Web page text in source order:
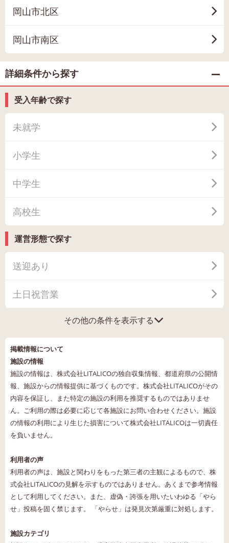
岡山市北区
岡山市南区
詳細条件から探す
受入年齢で探す
未就学
小学生
中学生
高校生
運営形態で探す
送迎あり
土日祝営業
その他の条件を表示する
掲載情報について
施設の情報
施設の情報は、株式会社LITALICOの独自収集情報、都道府県の公開情
報、施設からの情報提供に基づくものです。株式会社LITALICOがその
内容を保証し、また特定の施設の利用を推奨するものではありませ
ん。ご利用の際は必要に応じて各施設にお問い合わせください。施設
の情報の利用により生じた損害について株式会社LITALICOは一切責任
を負いません。
利用者の声
利用者の声は、施設と関わりをもった第三者の主観によるもので、株
式会社LITALICOの見解を示すものではありません。あくまで参考情報
として利用してください。また、虚偽・誇張を用いたいわゆる「やら
せ」投稿を固く禁じます。 「やらせ」は発見次第厳重に対処します。
施設カテゴリ